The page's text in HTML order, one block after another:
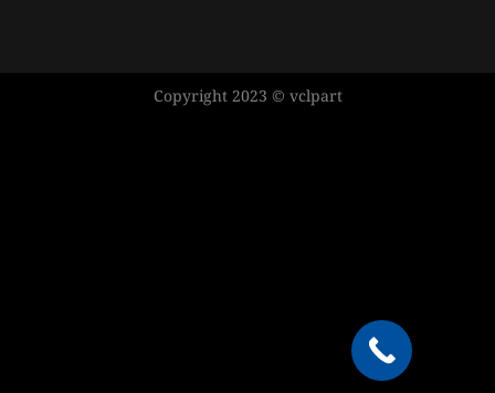
Copyright 2023 © vclpart